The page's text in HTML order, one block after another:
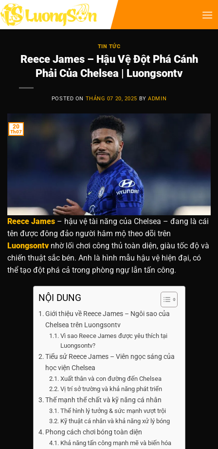
TIN TỨC
Reece James – Hậu Vệ Đột Phá Cánh
Phải Của Chelsea | Luongsontv
POSTED ON THÁNG 07 20, 2025 BYADMIN
20
Th07
Reece James – hậu vệ tài năng của Chelsea – đang là cái
tên được đông đảo người hâm mộ theo dõi trên
Luongsontv nhờ lối chơi công thủ toàn diện, giàu tốc độ và
chiến thuật sắc bén. Anh là hình mẫu hậu vệ hiện đại, có
thể tạo đột phá cả trong phòng ngự lẫn tấn công.
NỘI DUNG
Giới thiệu về Reece James – Ngôi sao của
Chelsea trên Luongsontv
Vì sao Reece James được yêu thích tại
Luongsontv?
Tiểu sử Reece James – Viên ngọc sáng của
học viện Chelsea
Xuất thân và con đường đến Chelsea
Vị trí sở trường và khả năng phát triển
Thế mạnh thể chất và kỹ năng cá nhân
Thể hình lý tưởng & sức mạnh vượt trội
Kỹ thuật cá nhân và khả năng xử lý bóng
Phong cách chơi bóng toàn diện
Khả năng tấn công mạnh mẽ và biến hóa